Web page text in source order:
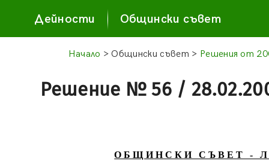
Дейности Общински съвет
Начало > Общински съвет > Решения от
Решение № 56 /
О Б Щ И Н С К И С Ъ В Е Т - Л